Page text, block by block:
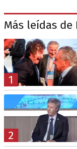
Más leídas de
1
2